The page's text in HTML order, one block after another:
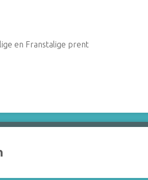
en Franstalige prent